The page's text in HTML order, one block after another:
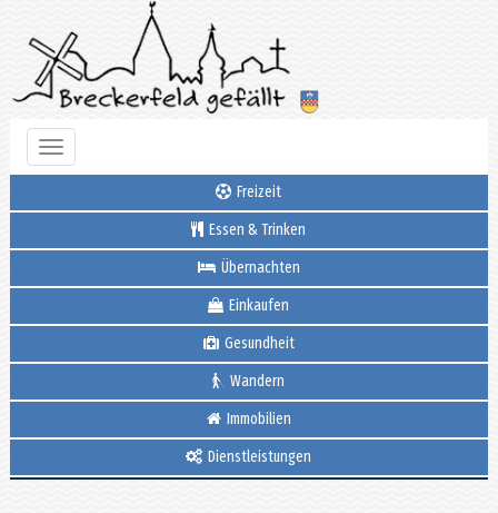
Toggle
navigation
Freizeit
Essen & Trinken
Übernachten
Einkaufen
Gesundheit
Wandern
Immobilien
Dienstleistungen